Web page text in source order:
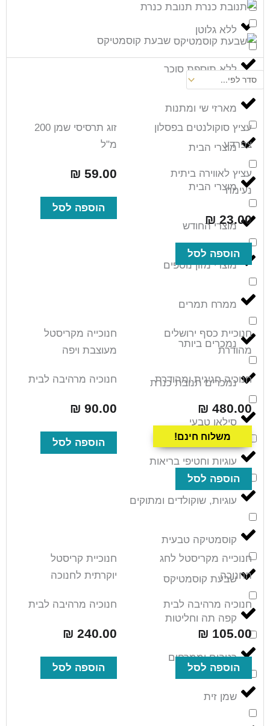
ללא גלוטן
ללא תוספת סוכר
מארזי שי ומתנות
מוצרי הבית
מוצרי הבית
מוצרי החודש
מוצרי מזון נוספים
ממרח תמרים
נמכרים ביותר
נמכרים תנובת כנרת
סילאן טבעי
עוגיות וחטיפי בריאות
עוגיות, שוקולדים ומתוקים
קוסמטיקה טבעית
שבעת קוסמטיקס
קפה תה וחליטות
רטבים וממרחים
שמן זית
תנובת כנרת
שבעת קוסמטיקס
עציץ סוקולנטים בפסלון
צפרדע
עציץ לאווירה ביתית
נעימה
₪ 23.00
הוספה לסל
זוג תרסיסי שמן 200
מ"ל
₪ 59.00
הוספה לסל
חנוכיית כסף ירושלים
מהודרת
חנוכיה חגיגית ומהודרת
₪ 480.00
משלוח חינם!
הוספה לסל
חנוכייה מקריסטל
מעוצבת ויפה
חנוכיה מרהיבה לבית
₪ 90.00
הוספה לסל
חנוכייה מקריסטל לחג
החנוכה
חנוכיה מרהיבה לבית
₪ 105.00
הוספה לסל
חנוכיית קריסטל
יוקרתית לחנוכה
חנוכיה מרהיבה לבית
₪ 240.00
הוספה לסל